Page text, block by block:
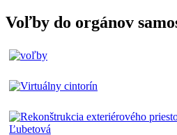
Voľby do orgánov